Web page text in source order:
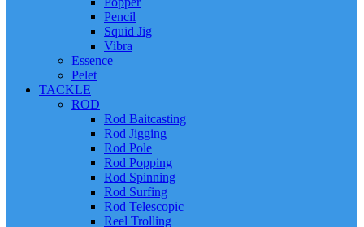
Pencil
Squid Jig
Vibra
Essence
Pelet
TACKLE
ROD
Rod Baitcasting
Rod Jigging
Rod Pole
Rod Popping
Rod Spinning
Rod Surfing
Rod Telescopic
Reel Trolling